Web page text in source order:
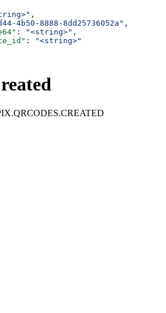
,
4b50-8888-8dd25736052a" ,
: "<string>" ,
:
"<string>"